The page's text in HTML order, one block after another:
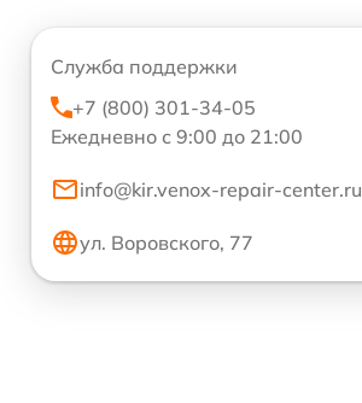
Служба поддержки
+7 (800) 301-34-05
Ежедневно с 9:00 до 21:00
info@kir.venox-repair-center.ru
ул. Воровского, 77